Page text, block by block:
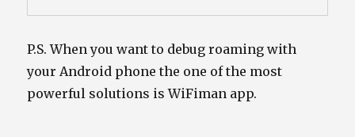
P.S. When you want to debug roaming with
your Android phone the one of the most
powerful solutions is WiFiman app.